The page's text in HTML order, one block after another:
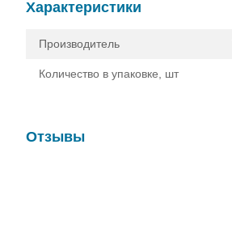
Характеристики
Производитель
Количество в упаковке, шт
Отзывы